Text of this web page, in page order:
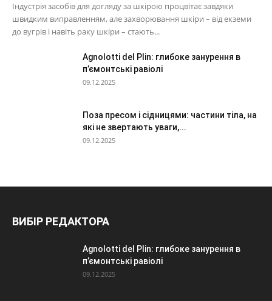
Індустрія засобів для догляду за шкірою процвітає завдяки
швидким виправленням, але захворювання шкіри – від екземи
до вугрів і навіть раку шкіри – стають...
Agnolotti del Plin: глибоке занурення в
п’ємонтські равіолі
09.12.2025
Поза пресом і сідницями: частини тіла, на
які не звертають уваги,...
09.12.2025
ВИБІР РЕДАКТОРА
Agnolotti del Plin: глибоке занурення в
п’ємонтські равіолі
09.12.2025